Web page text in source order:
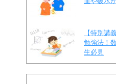
【特別講
勉強法！
生必見